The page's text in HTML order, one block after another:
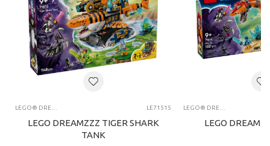
LE71515
LEGO DREAMZZZ TIGER SHARK
TANK
LEGO